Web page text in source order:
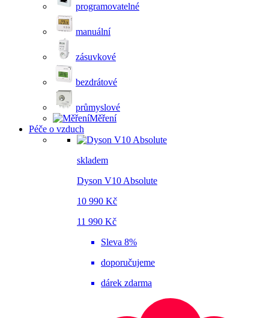
programovatelné
manuální
zásuvkové
bezdrátové
průmyslové
Měření
Péče o vzduch
skladem
Dyson V10 Absolute
10 990 Kč
11 990 Kč
Sleva 8%
doporučujeme
dárek zdarma